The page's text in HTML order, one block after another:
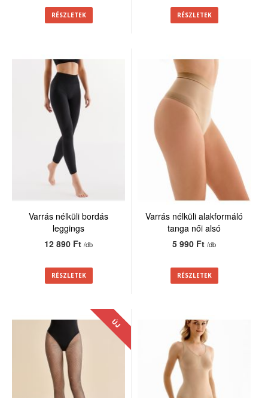
RÉSZLETEK RÉSZLETEK
Varrás nélküli bordás
leggings
12 890 Ft/db
RÉSZLETEK
Varrás nélküli alakformáló
tanga női alsó
5 990 Ft/db
RÉSZLETEK
ÚJ